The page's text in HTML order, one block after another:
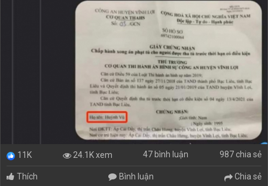
11K 24.1K xem 47 bình luận 987 chia sẻ
Thích Bình luận Chia sẻ